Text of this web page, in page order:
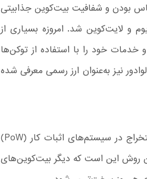
بودن و شفافیت بیت‌کوین جذابیتی
و لایت‌کوین شد. امروزه بسیاری از
خدمات خود را با استفاده از توکن‌ها
نیز به‌عنوان ارز رسمی معرفی شده
از دو طریق می‌توان کوین به دست آورد. اولی روش استخراج در سیستم‌های اثبات کار (PoW)
روش این است که دیگر بیت‌کوین‌های